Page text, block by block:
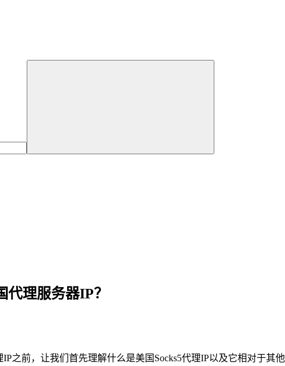
理服务器IP？
之前，让我们首先理解什么是美国Socks5代理IP以及它相对于